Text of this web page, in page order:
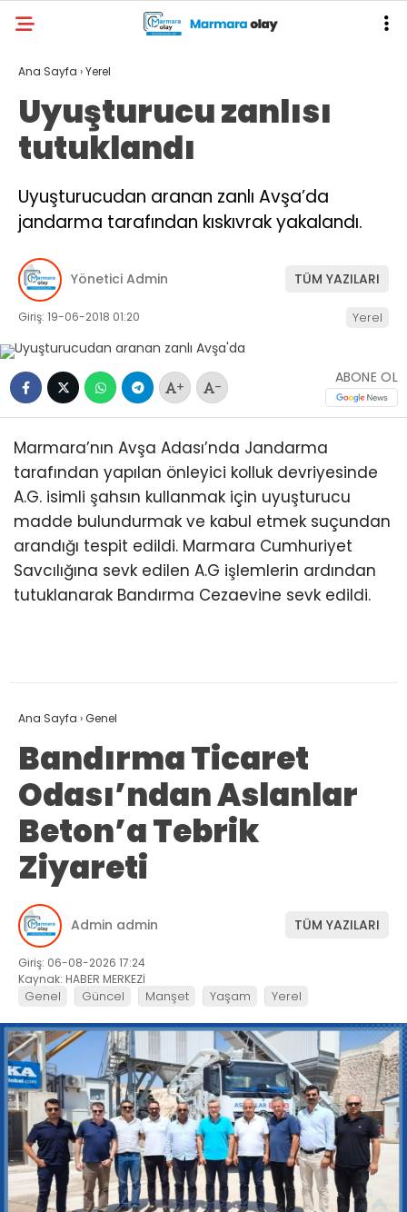
Ana Sayfa ›Yerel
Uyuşturucu zanlısı
tutuklandı
Uyuşturucudan aranan zanlı Avşa’da
jandarma tarafından kıskıvrak yakalandı.
Yönetici Admin TÜM YAZILARI
Giriş: 19-06-2018 01:20 Yerel
+ -
ABONE OL
Marmara’nın Avşa Adası’nda Jandarma
tarafından yapılan önleyici kolluk devriyesinde
A.G. isimli şahsın kullanmak için uyuşturucu
madde bulundurmak ve kabul etmek suçundan
arandığı tespit edildi. Marmara Cumhuriyet
Savcılığına sevk edilen A.G işlemlerin ardından
tutuklanarak Bandırma Cezaevine sevk edildi.
Ana Sayfa ›Genel
Bandırma Ticaret
Odası’ndan Aslanlar
Beton’a Tebrik
Ziyareti
Admin admin TÜM YAZILARI
Giriş: 06-08-2026 17:24
Kaynak: HABER MERKEZİ
Genel Güncel Manşet Yaşam Yerel